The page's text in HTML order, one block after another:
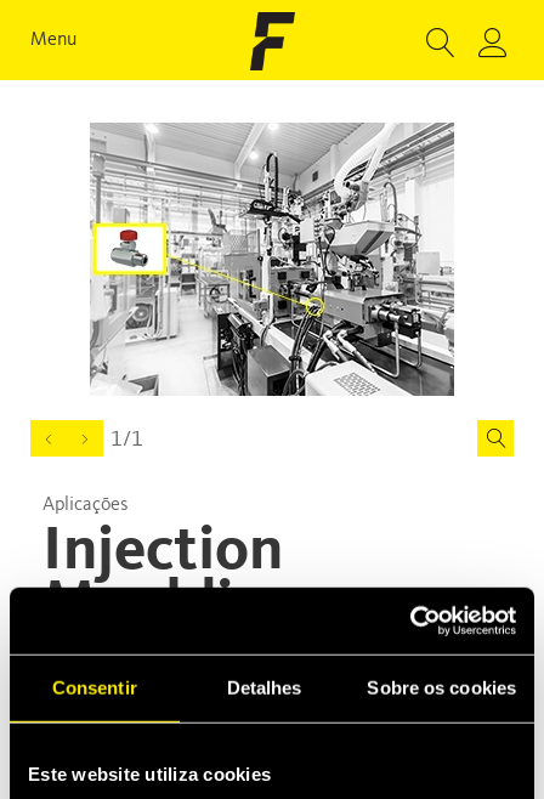
Consentir Detalhes Sobre os cookies
Este website utiliza cookies
Menu
1/1
Aplicações
Injection
Moulding
Aplicações